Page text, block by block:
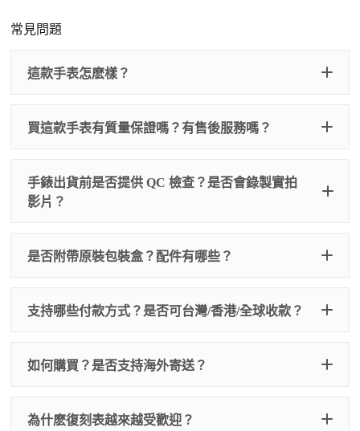
常見問題
這款手表怎麽樣？
買這款手表有質量保證嗎？有售後服務嗎？
為事故，免費維修三年
人為事故我們只收更換配件
手錶出貨前是否提供 QC 檢查？是否會錄製實拍
影片？
質檢查
度、錶帶等部位是否完好無瑕、貼合緊密。
是否有異音，再根據款式進行上弦與功能測試。
是否附帶原裝包裝盒？配件有哪些？
我們默認會提供普通盒子，如果需要原裝盒子可
以找我們搭配，選擇原裝盒子附屬配件：原裝盒
如是鋼帶手錶會贈送拆錶帶工具。
注：部分原裝盒子需要加錢購買，價格也不貴。
支持哪些付款方式？是否可台灣/香港/全球收款？
交易方式
如何購買？是否支持海外寄送？
為什麽復刻表越來越受歡迎？